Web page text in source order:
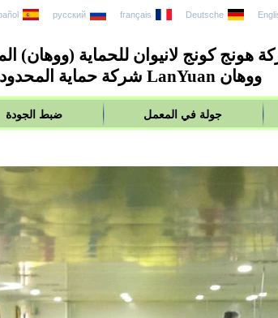
هونج كونج لانيوان للحماية (ووهان)
ووهان LanYuan شركة حماية المحدودة
Deutsche
français
русский
جولة في المعمل ضبط الجودة